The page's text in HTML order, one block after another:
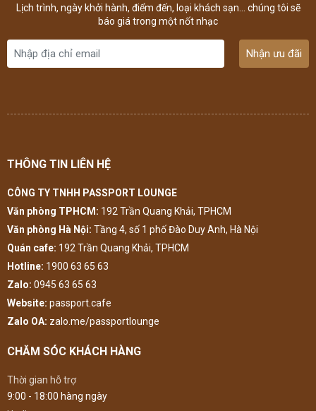
Lịch trình, ngày khởi hành, điểm đến, loại khách sạn... chúng tôi sẽ
báo giá trong một nốt nhạc
Nhận ưu đãi
THÔNG TIN LIÊN HỆ
CÔNG TY TNHH PASSPORT LOUNGE
Văn phòng TPHCM: 192 Trần Quang Khải, TPHCM
Văn phòng Hà Nội: Tầng 4, số 1 phố Đào Duy Anh, Hà Nội
Quán cafe: 192 Trần Quang Khải, TPHCM
Hotline: 1900 63 65 63
Zalo: 0945 63 65 63
Website: passport.cafe
Zalo OA: zalo.me/passportlounge
CHĂM SÓC KHÁCH HÀNG
Thời gian hỗ trợ
9:00 - 18:00 hàng ngày